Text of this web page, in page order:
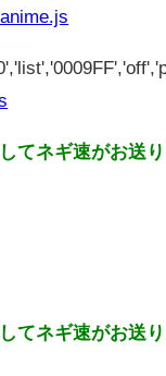
てネギ速がお送
てネギ速がお送